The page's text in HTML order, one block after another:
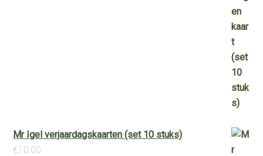
Mr Igel verjaardagskaarten (set 10 stuks)
€10.00